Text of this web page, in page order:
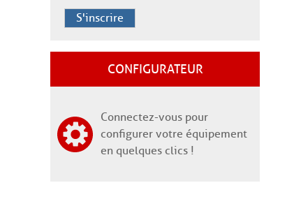
S'inscrire
CONFIGURATEUR
Connectez-vous pour
configurer votre équipement
en quelques clics !